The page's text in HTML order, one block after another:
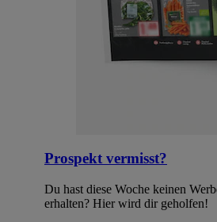
Prospekt vermisst?
Du hast diese Woche keinen
erhalten? Hier wird dir geholfen!